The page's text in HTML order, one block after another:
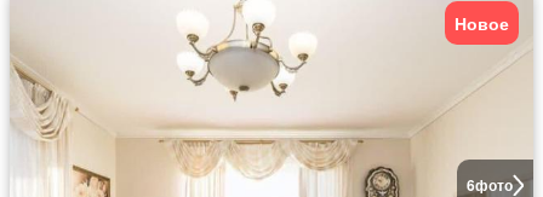
6фото
Новое